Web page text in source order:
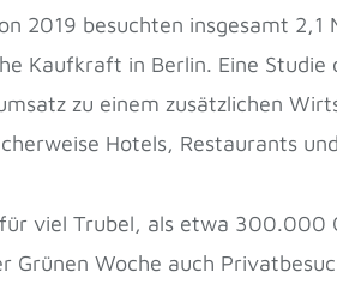
2019 besuchten insgesamt 2,1
Kaufkraft in Berlin. Eine
zu einem zusätzlichen
Hotels, Restaurants
viel Trubel, als etwa 300.000
Grünen Woche auch